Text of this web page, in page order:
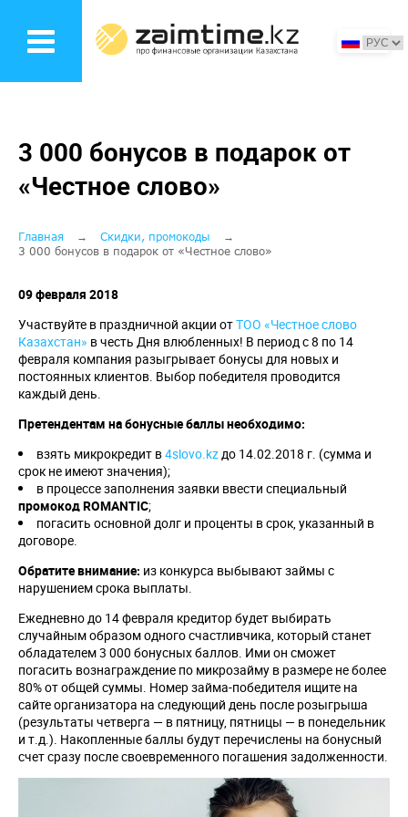
основному
3 000 бонусов в подарок от
«Честное слово»
Строка
Главная
Скидки, промокоды
3 000 бонусов в подарок от «Честное слово»
09 февраля 2018
Участвуйте в праздничной акции отТОО «Честное слово
Казахстан» в честь Дня влюбленных! В период с 8 по 14
февраля компания разыгрывает бонусы для новых и
постоянных клиентов. Выбор победителя проводится
каждый день.
Претендентам на бонусные баллы необходимо:
взять микрокредит в4slovo.kzдо 14.02.2018 г. (сумма и
срок не имеют значения);
в процессе заполнения заявки ввести специальный
промокодROMANTIC;
погасить основной долг и проценты в срок, указанный в
договоре.
Обратите внимание: из конкурса выбывают займы с
нарушением срока выплаты.
Ежедневно до 14 февраля кредитор будет выбирать
случайным образом одного счастливчика, который станет
обладателем 3 000 бонусных баллов. Ими он сможет
погасить вознаграждение по микрозайму в размере не более
80% от общей суммы. Номер займа-победителя ищите на
сайте организатора на следующий день после розыгрыша
(результаты четверга — в пятницу, пятницы — в понедельник
и т.д.). Накопленные баллы будут перечислены на бонусный
счет сразу после своевременного погашения задолженности.